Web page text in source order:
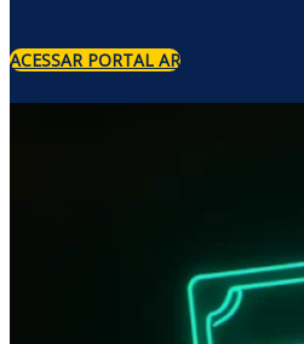
ACESSAR PORTAL AR